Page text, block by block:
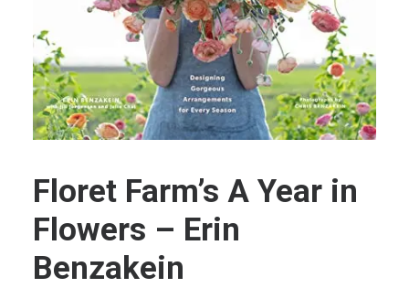
Floret Farm’s A Year in
Flowers – Erin
Benzakein